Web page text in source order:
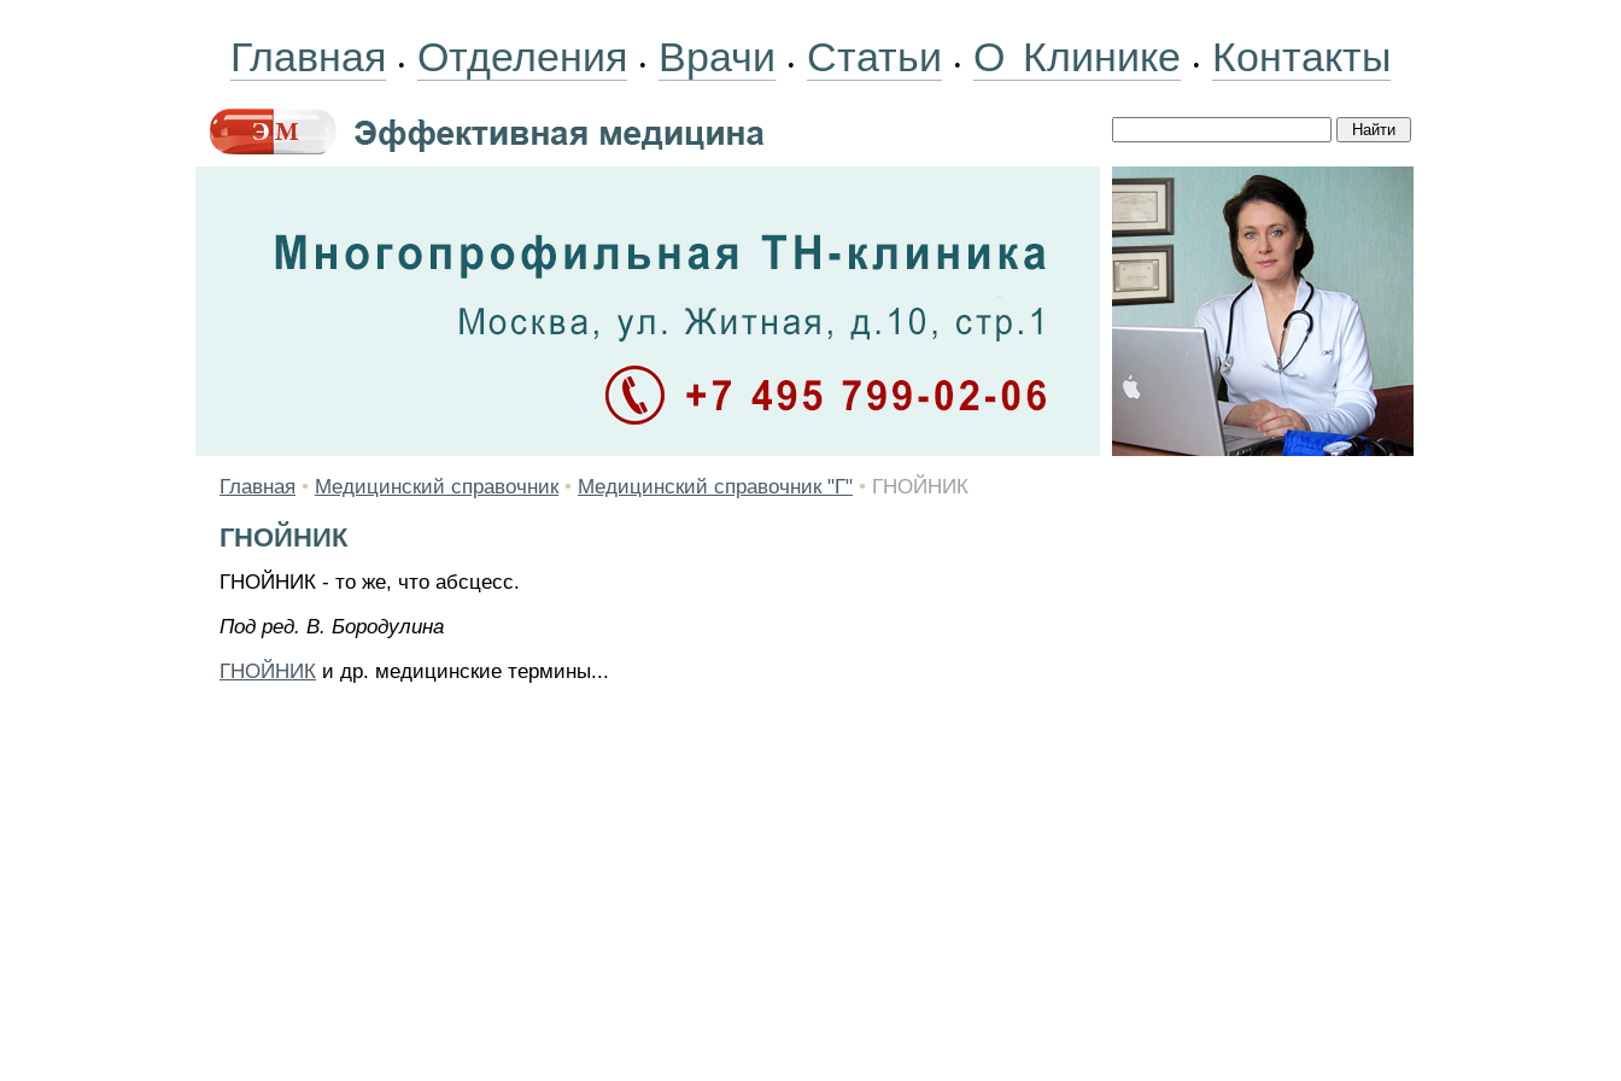
Главная • Отделения • Врачи • Статьи • О Клинике • Контакты
Главная • Медицинский справочник • Медицинский справочник "Г" • ГНОЙНИК
ГНОЙНИК
ГНОЙНИК - то же, что абсцесс.
Пoд peд. B. Бopoдyлинa
ГНОЙНИК и др. медицинские термины...